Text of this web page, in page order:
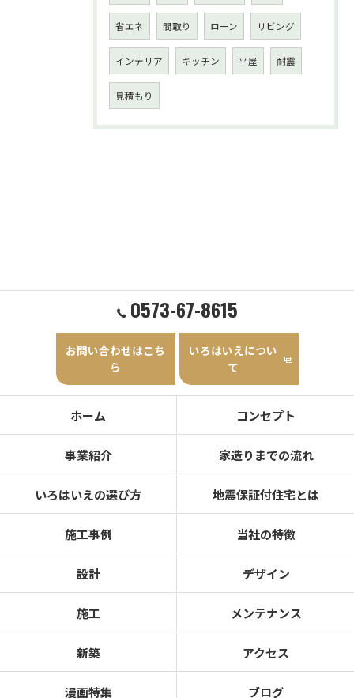
省エネ 間取り ローン リビング
インテリア キッチン 平屋 耐震
見積もり
0573-67-8615
お問い合わせはこち
ら
いろはいえについ
て
ホーム コンセプト
事業紹介 家造りまでの流れ
いろはいえの選び方 地震保証付住宅とは
施工事例 当社の特徴
設計 デザイン
施工 メンテナンス
新築 アクセス
漫画特集 ブログ